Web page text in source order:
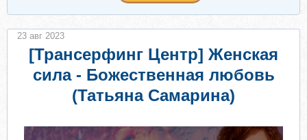
[Трансерфинг Центр] Женская
сила - Божественная любовь
(Татьяна Самарина)
23 авг 2023